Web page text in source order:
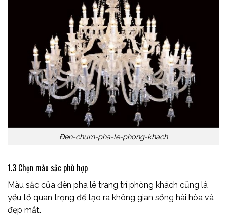
Đen-chum-pha-le-phong-khach
1.3 Chọn màu sắc phù hợp
Màu sắc của đèn pha lê trang trí phòng khách cũng là
yếu tố quan trọng để tạo ra không gian sống hài hòa và
đẹp mắt.